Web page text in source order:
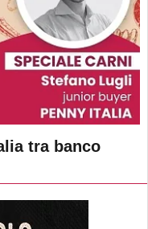
tra banco